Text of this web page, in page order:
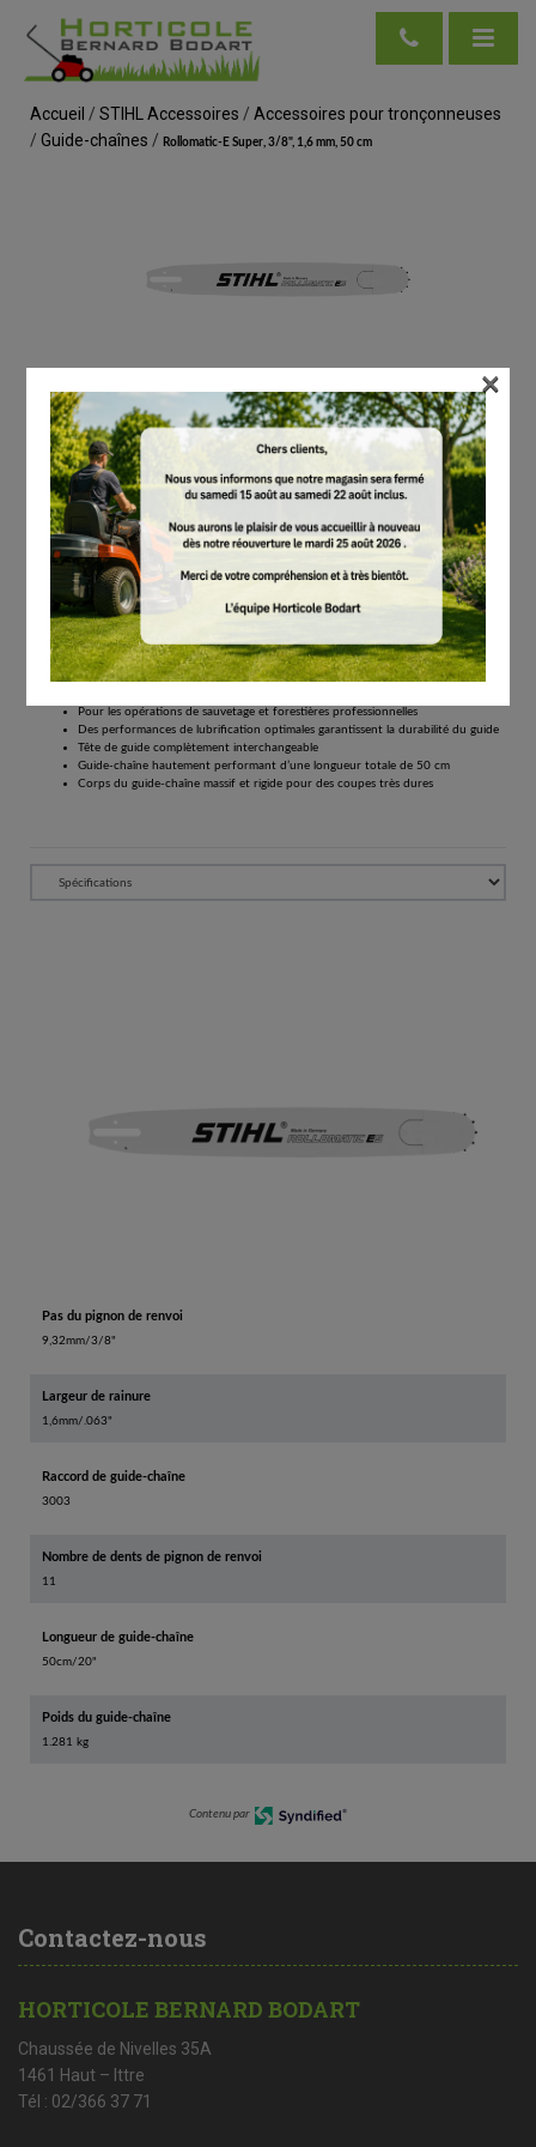
Accueil / STIHL Accessoires / Accessoires pour tronçonneuses
/ Guide-chaînes / Rollomatic-E Super, 3/8", 1,6 mm, 50 cm
STIHL
Rollomatic-E Super, 3/8", 1,6 mm, 50 cm
# 30030029421
Guide-chaînes
132.00
Tous les prix comprennent la TVA de 21%.
Réserver
pour les exigences professionnelles élevées
Pour les opérations de sauvetage et forestières professionnelles
Des performances de lubrification optimales garantissent la durabilité du guide
Tête de guide complètement interchangeable
Guide-chaîne hautement performant d’une longueur totale de 50 cm
Corps du guide-chaîne massif et rigide pour des coupes très dures
Pas du pignon de renvoi
9,32mm/3/8"
Largeur de rainure
1,6mm/.063"
Raccord de guide-chaîne
3003
Nombre de dents de pignon de renvoi
11
Longueur de guide-chaîne
50cm/20"
Poids du guide-chaîne
1.281 kg
Contenu par
Contactez-nous
HORTICOLE BERNARD BODART
Chaussée de Nivelles 35A
1461 Haut – Ittre
Tél : 02/366 37 71
×